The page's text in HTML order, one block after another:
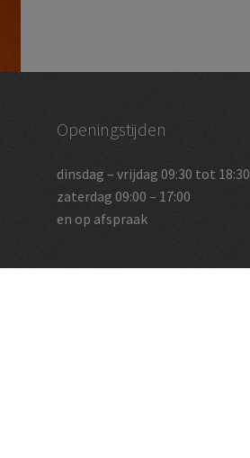
Openingstijden
dinsdag – vrijdag 09:30 tot 18:30
zaterdag 09:00 – 17:00
en op afspraak